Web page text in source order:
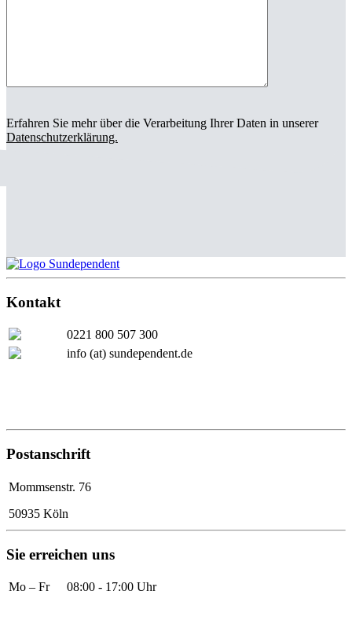
Erfahren Sie mehr über die Verarbeitung Ihrer Daten in unserer
Datenschutzerklärung.
Kontakt
0221 800 507 300
info (at) sundependent.de
Postanschrift
Mommsenstr. 76
50935 Köln
Sie erreichen uns
Mo – Fr 08:00 - 17:00 Uhr